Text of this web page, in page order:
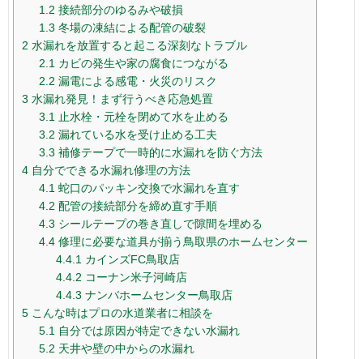
1.2 接続部分のゆるみや破損
1.3 冬場の凍結による配管の破裂
2 水漏れを放置すると起こる深刻なトラブル
2.1カビの発生や家の腐食につながる
2.2 漏電による感電・火災のリスク
3 水漏れ発見！まず行うべき応急処置
3.1止水栓・元栓を閉めて水を止める
3.2 漏れている水を受け止める工夫
3.3 補修テープで一時的に水漏れを防ぐ方法
4 自分でできる水漏れ修理の方法
4.1蛇口のパッキン交換で水漏れを直す
4.2 配管の接続部分を締め直す手順
4.3 シールテープの巻き直しで隙間を埋める
4.4修理に必要な道具が揃う鳥取県のホームセンター
4.4.1カインズFC鳥取店
4.4.2 コーナン米子河崎店
4.4.3 ナンバホームセンター鳥取店
5 こんな時はプロの水道業者に相談を
5.1自分では原因が特定できない水漏れ
5.2 天井や壁の中からの水漏れ